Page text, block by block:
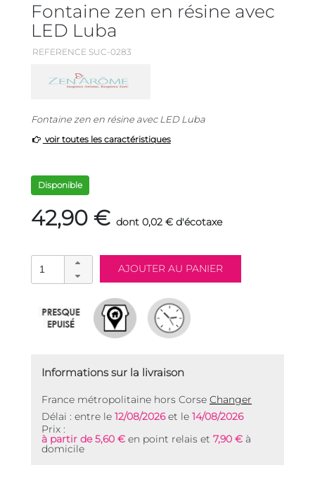
Fontaine zen en résine avec
LED Luba
REFERENCE SUC-0283
Fontaine zen en résine avec LED Luba
voir toutes les caractéristiques
Disponible
42,90 € dont 0,02 € d'écotaxe
Informations sur la livraison
France métropolitaine hors Corse Changer
Délai : entre le 12/08/2026et le 14/08/2026
Prix :
à partir de 5,60 € en point relais et 7,90 € à
domicile